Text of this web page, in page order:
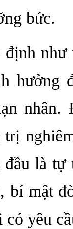
bức.
như
hưởng
là
bí mật
yêu